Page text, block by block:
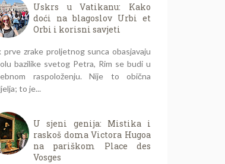
Uskrs u Vatikanu: Kako
doći na blagoslov Urbi et
Orbi i korisni savjeti
prve zrake proljetnog sunca obasjavaju
bazilike svetog Petra, Rim se budi u
raspoloženju. Nije to obična
to je...
U sjeni genija: Mistika i
raskoš doma Victora Hugoa
na pariškom Place des
Vosges